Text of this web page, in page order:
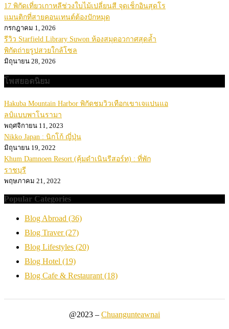
17 พิกัดเที่ยวเกาหลีช่วงใบไม้เปลี่ยนสี จุดเช็กอินสุดโร
แมนติกที่สายคอนเทนต์ต้องปักหมุด
กรกฎาคม 1, 2026
รีวิว Starfield Library Suwon ห้องสมุดอวกาศสุดล้ำ
พิกัดถ่ายรูปสวยใกล้โซล
มิถุนายน 28, 2026
โพสยอดนิยม
Hakuba Mountain Harbor พิกัดชมวิวเทือกเขาเจแปนแอ
ลป์แบบพาโนรามา
พฤศจิกายน 11, 2023
Nikko Japan : นิกโก้ ญี่ปุ่น
มิถุนายน 19, 2022
Khum Damnoen Resort (คุ้มดำเนินรีสอร์ท) : ที่พัก
ราชบุรี
พฤษภาคม 21, 2022
Popular Categories
Blog Abroad (36)
Blog Traver(27)
Blog Lifestyles (20)
Blog Hotel (19)
Blog Cafe & Restaurant (18)
@2023 – Chuangunteawnai